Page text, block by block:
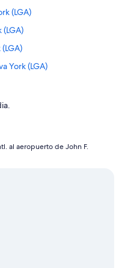
(LGA)
(LGA)
York (LGA)
(LGA)
(LGA)
(LGA)
York (LGA)
(LGA)
al aeropuerto de John F.